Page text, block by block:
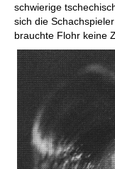
schwierige
sich die
brauchte Flohr keine